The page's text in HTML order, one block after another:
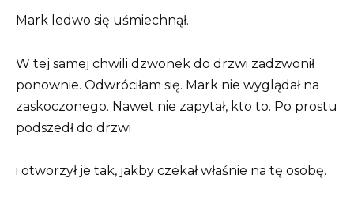
Mark ledwo się uśmiechnął.
W tej samej chwili dzwonek do drzwi zadzwonił
ponownie. Odwróciłam się. Mark nie wyglądał na
zaskoczonego. Nawet nie zapytał, kto to. Po prostu
podszedł do drzwi
i otworzył je tak, jakby czekał właśnie na tę osobę.